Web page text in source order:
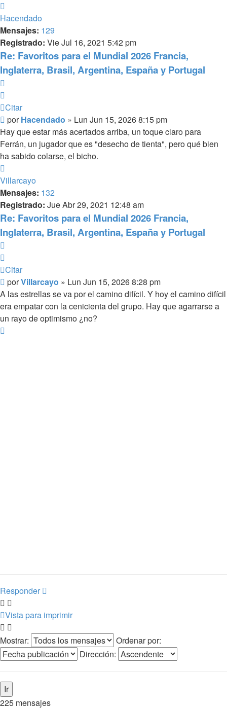
Hacendado
Mensajes: 129
Registrado: Vie Jul 16, 2021 5:42 pm
Re: Favoritos para el Mundial 2026 Francia,
Inglaterra, Brasil, Argentina, España y Portugal
Citar
Mensaje
porHacendado » Lun Jun 15, 2026 8:15 pm
Hay que estar más acertados arriba, un toque claro para
Ferrán, un jugador que es "desecho de tienta", pero qué bien
ha sabido colarse, el bicho.
Villarcayo
Mensajes: 132
Registrado: Jue Abr 29, 2021 12:48 am
Re: Favoritos para el Mundial 2026 Francia,
Inglaterra, Brasil, Argentina, España y Portugal
Citar
Mensaje
porVillarcayo » Lun Jun 15, 2026 8:28 pm
A las estrellas se va por el camino difícil. Y hoy el camino difícil
era empatar con la cenicienta del grupo. Hay que agarrarse a
un rayo de optimismo ¿no?
Responder
Vista para imprimir
Mostrar:
Ordenar por:
Dirección:
225 mensajes